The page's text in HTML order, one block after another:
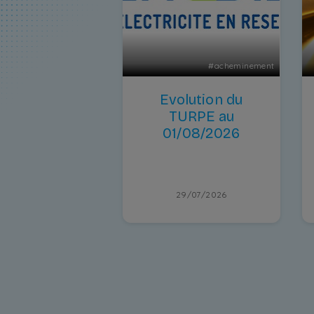
#acheminement
Evolution du
TURPE au
01/08/2026
29/07/2026